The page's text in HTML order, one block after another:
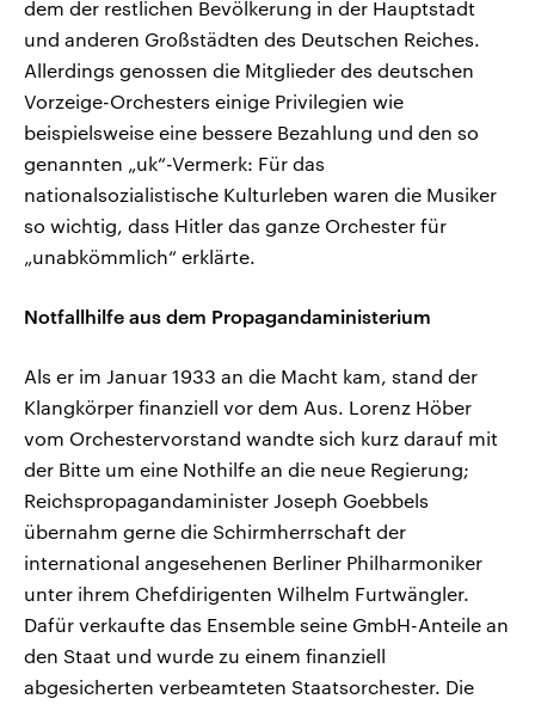
dem der restlichen Bevölkerung in der Hauptstadt
und anderen Großstädten des Deutschen Reiches.
Allerdings genossen die Mitglieder des deutschen
Vorzeige-Orchesters einige Privilegien wie
beispielsweise eine bessere Bezahlung und den so
genannten „uk“-Vermerk: Für das
nationalsozialistische Kulturleben waren die Musiker
so wichtig, dass Hitler das ganze Orchester für
„unabkömmlich“ erklärte.
Notfallhilfe aus dem Propagandaministerium
Als er im Januar 1933 an die Macht kam, stand der
Klangkörper finanziell vor dem Aus. Lorenz Höber
vom Orchestervorstand wandte sich kurz darauf mit
der Bitte um eine Nothilfe an die neue Regierung;
Reichspropagandaminister Joseph Goebbels
übernahm gerne die Schirmherrschaft der
international angesehenen Berliner Philharmoniker
unter ihrem Chefdirigenten Wilhelm Furtwängler.
Dafür verkaufte das Ensemble seine GmbH-Anteile an
den Staat und wurde zu einem finanziell
abgesicherten verbeamteten Staatsorchester. Die